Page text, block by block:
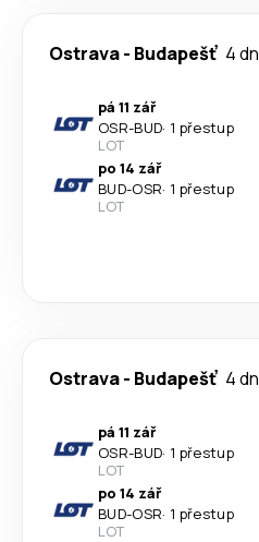
Ostrava- Budapešť 4
pá 11 zář
OSR-BUD· 1 přestup
LOT
po 14 zář
BUD-OSR· 1 přestup
LOT
Ostrava- Budapešť 4
pá 11 zář
OSR-BUD· 1 přestup
LOT
po 14 zář
BUD-OSR· 1 přestup
LOT